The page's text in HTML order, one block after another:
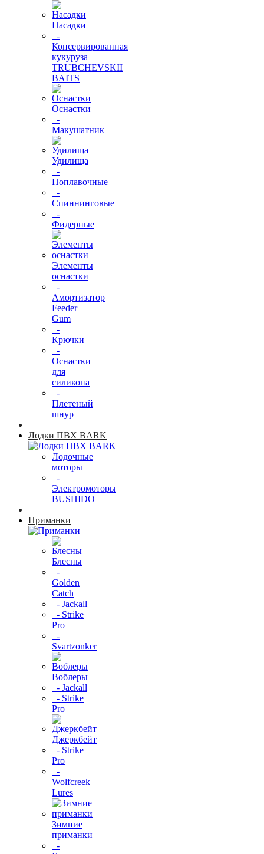
Насадки
-
Консервированная
кукуруза
TRUBCHEVSKII
BAITS
Оснастки
-
Макушатник
Удилища
-
Поплавочные
-
Спиннинговые
-
Фидерные
Элементы
оснастки
-
Амортизатор
Feeder
Gum
-
Крючки
-
Оснастки
для
силикона
-
Плетеный
шнур
Лодки ПВХ BARK
Лодочные
моторы
-
Электромоторы
BUSHIDO
Приманки
Блесны
-
Golden
Catch
- Jackall
- Strike
Pro
-
Svartzonker
Воблеры
- Jackall
- Strike
Pro
Джеркбейт
- Strike
Pro
-
Wolfcreek
Lures
Зимние
приманки
-